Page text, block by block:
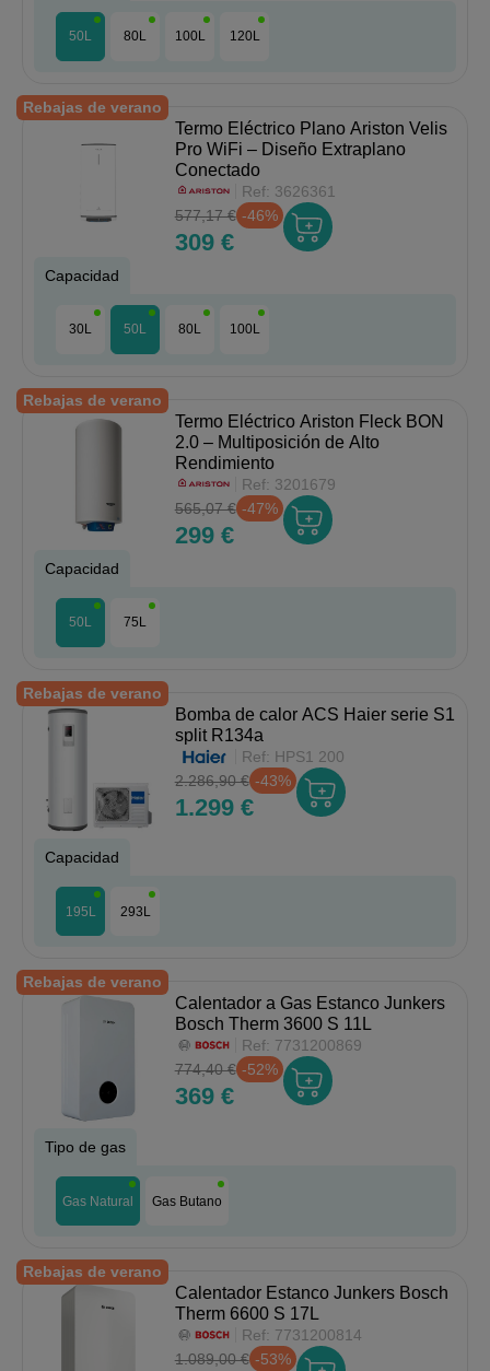
50L 80L 100L 120L
Rebajas de verano
Termo Eléctrico Plano Ariston Velis
Pro WiFi – Diseño Extraplano
Conectado
Ref: 3626361
577,17 € -46%
309 €
Capacidad
30L 50L 80L 100L
Rebajas de verano
Termo Eléctrico Ariston Fleck BON
2.0 – Multiposición de Alto
Rendimiento
Ref: 3201679
565,07 € -47%
299 €
Capacidad
50L 75L
Rebajas de verano
Bomba de calor ACS Haier serie S1
split R134a
Ref: HPS1 200
2.286,90 € -43%
1.299 €
Capacidad
195L 293L
Rebajas de verano
Calentador a Gas Estanco Junkers
Bosch Therm 3600 S 11L
Ref: 7731200869
774,40 € -52%
369 €
Tipo de gas
Gas Natural Gas Butano
Rebajas de verano
Calentador Estanco Junkers Bosch
Therm 6600 S 17L
Ref: 7731200814
1.089,00 € -53%